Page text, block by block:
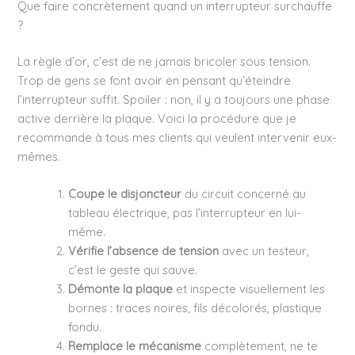
Que faire concrètement quand un interrupteur surchauffe
?
La règle d’or, c’est de ne jamais bricoler sous tension.
Trop de gens se font avoir en pensant qu’éteindre
l’interrupteur suffit. Spoiler : non, il y a toujours une phase
active derrière la plaque. Voici la procédure que je
recommande à tous mes clients qui veulent intervenir eux-
mêmes.
Coupe le disjoncteur du circuit concerné au
tableau électrique, pas l’interrupteur en lui-
même.
Vérifie l’absence de tension avec un testeur,
c’est le geste qui sauve.
Démonte la plaque et inspecte visuellement les
bornes : traces noires, fils décolorés, plastique
fondu.
Remplace le mécanisme complètement, ne te